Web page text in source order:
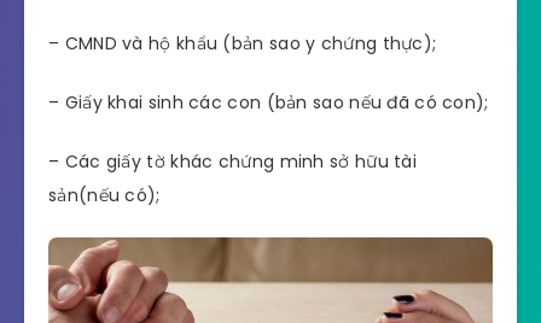
– CMND và hộ khẩu (bản sao y chứng thực);
– Giấy khai sinh các con (bản sao nếu đã có con);
– Các giấy tờ khác chứng minh sở hữu tài
sản(nếu có);